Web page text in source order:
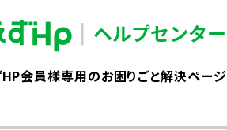
HP会員様専用のお困りごと解決ページ